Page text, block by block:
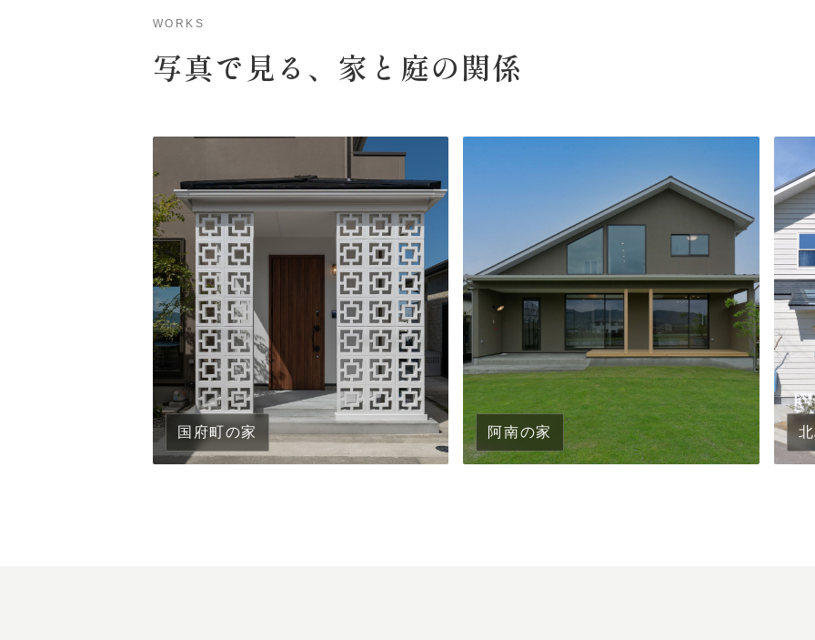
WORKS
写真で 見る、 家と 庭の関係
国府町の家 阿南の家